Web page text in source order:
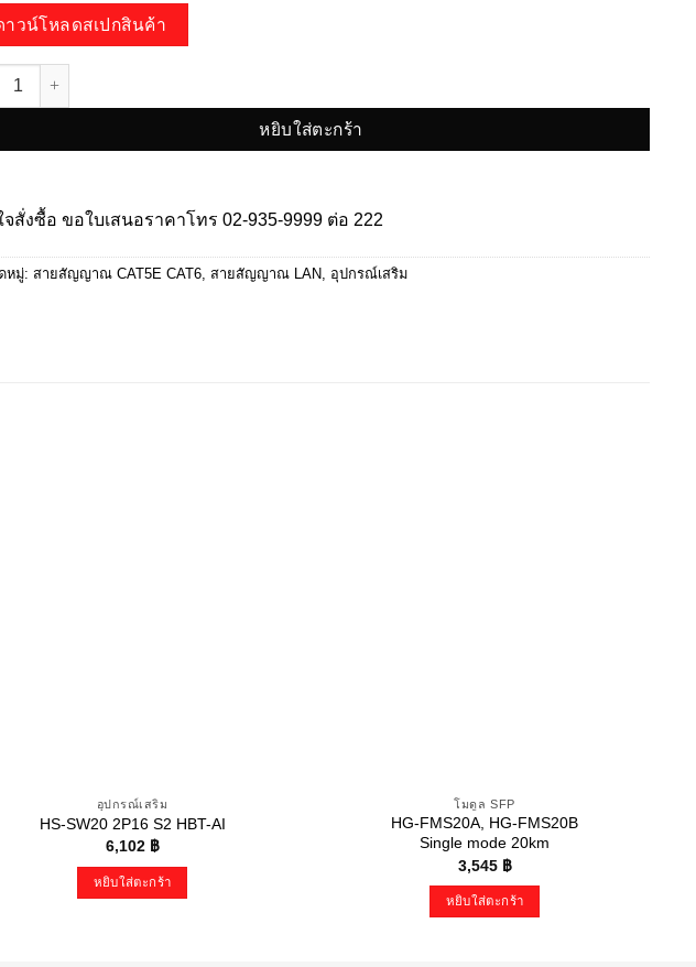
าวน์โหลดสเปกสินค้า
วน HC-CAT5E/CUI300 ชิ้น
หยิบใส่ตะกร้า
จสั่งซื้อ ขอใบเสนอราคาโทร 02-935-9999 ต่อ 222
หมู่: สายสัญญาณ CAT5E CAT6, สายสัญญาณ LAN, อุปกรณ์เสริม
อุปกรณ์เสริม
HS-SW20 2P16 S2 HBT-AI
6,102 ฿
หยิบใส่ตะกร้า
โมดูล SFP
HG-FMS20A, HG-FMS20B
Single mode 20km
3,545 ฿
หยิบใส่ตะกร้า